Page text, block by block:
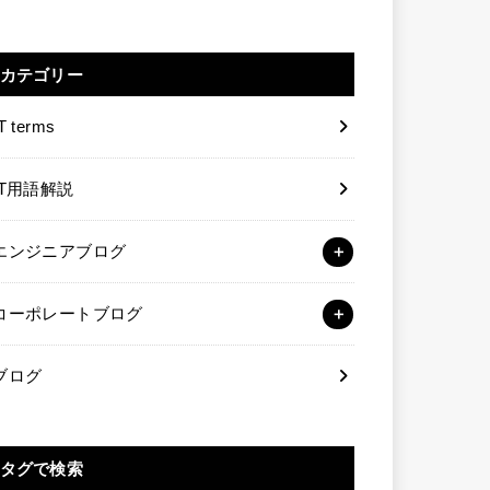
カテゴリー
terms
用語解説
ンジニアブログ
ーポレートブログ
ログ
タグで検索